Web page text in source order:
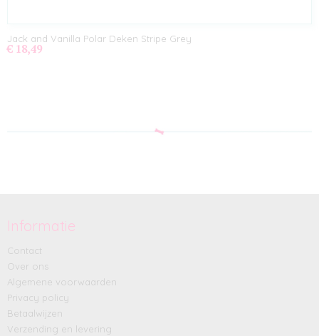
Jack and Vanilla Polar Deken Stripe Grey
€ 18,49
Informatie
Contact
Over ons
Algemene voorwaarden
Privacy policy
Betaalwijzen
Verzending en levering